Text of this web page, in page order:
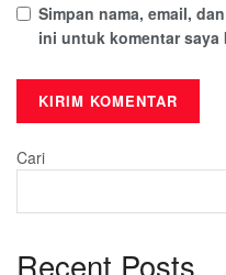
Simpan nama, email,
ini untuk komentar saya
Cari
Recent Posts